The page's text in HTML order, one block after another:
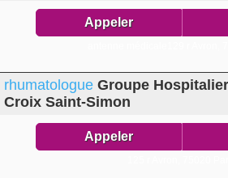
Appeler
rhumatologue Groupe
Croix Saint-Simon
Appeler